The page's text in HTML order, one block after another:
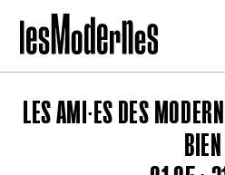
LES AMI·ES DES
BIEN